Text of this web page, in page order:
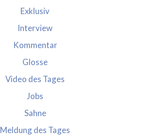
Exklusiv
Interview
Kommentar
Glosse
Video des Tages
Jobs
Sahne
Meldung des Tages